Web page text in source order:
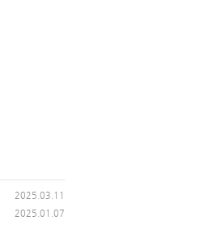
2025.03.11
2025.01.07